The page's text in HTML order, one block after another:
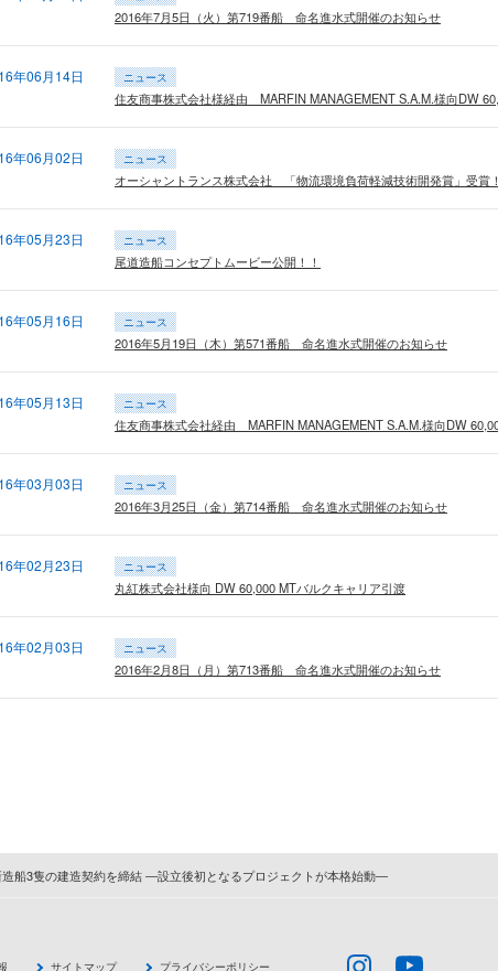
2016年7月5日（火）第719番船 命名進水式開催のお知らせ
年06月14日 ニュース
住友商事株式会社様経由 MARFIN MANAGEMENT S.A.M.様向DW
年06月02日 ニュース
オーシャントランス株式会社 「物流環境負荷軽減技術開発賞」受賞
年05月23日 ニュース
尾道造船コンセプトムービー公開！！
年05月16日 ニュース
2016年5月19日（木）第571番船 命名進水式開催のお知らせ
年05月13日 ニュース
住友商事株式会社経由 MARFIN MANAGEMENT S.A.M.様向DW
年03月03日 ニュース
2016年3月25日（金）第714番船 命名進水式開催のお知らせ
年02月23日 ニュース
丸紅株式会社様向 DW 60,000 MTバルクキャリア引渡
年02月03日 ニュース
2016年2月8日（月）第713番船 命名進水式開催のお知らせ
造船3隻の建造契約を締結 ―設立後初となるプロジェクトが本格始動―
サイトマップ プライバシーポリシー